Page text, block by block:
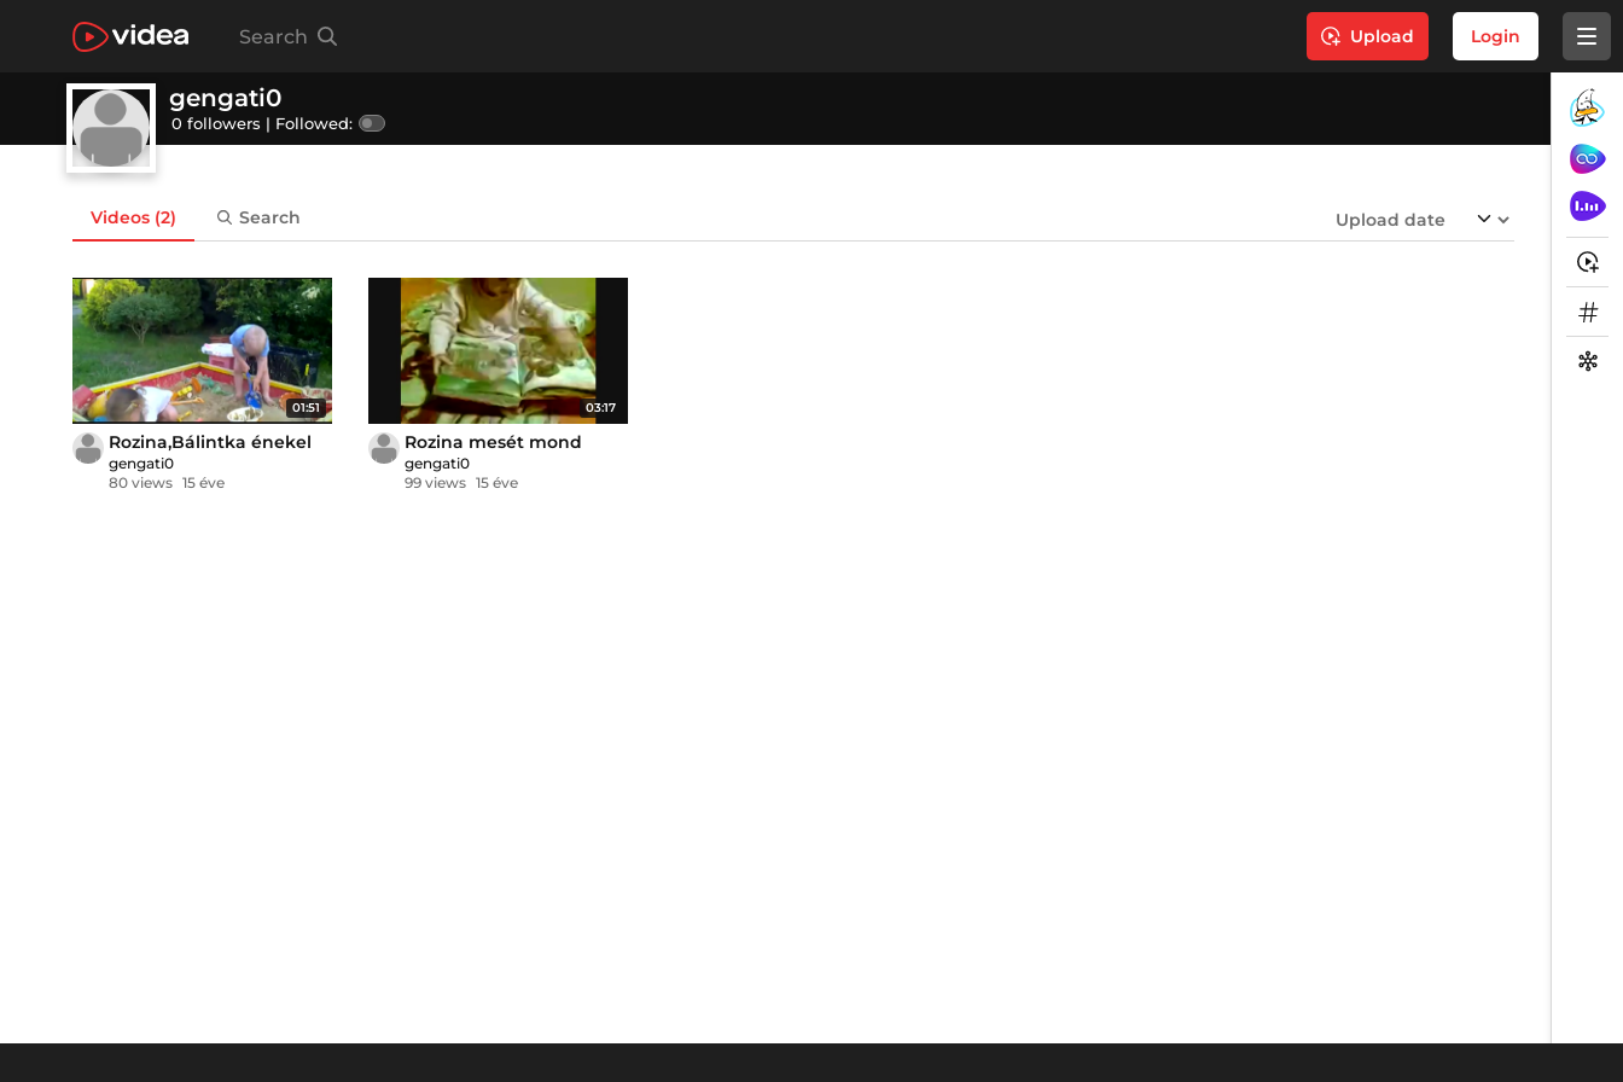
Search Upload Login
gengati0
0 followers | Followed:
Videos (2) Search
01:51
Rozina,Bálintka énekel
gengati0
80 views 15 éve
03:17
Rozina mesét mond
gengati0
99 views 15 éve